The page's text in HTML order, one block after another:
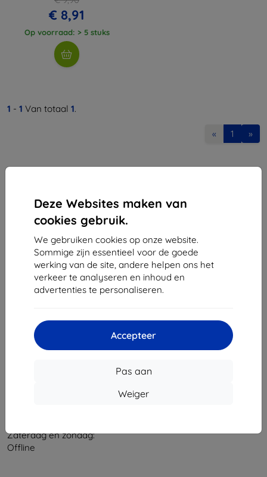
Deze Websites maken van
cookies gebruik.
We gebruiken cookies op onze website.
Sommige zijn essentieel voor de goede
werking van de site, andere helpen ons het
verkeer te analyseren en inhoud en
advertenties te personaliseren.
Accepteer
Pas aan
Weiger
€ 8,91
Op voorraad: > 5 stuks
1 - 1 Van totaal 1.
« 1 »
Ulica Rudolfa Mocka 3750/2A
841 04 Bratislava
Bedrijfsnummer:46701494
BTW-nummer:SK2023549671
Contact
Zaterdag en zondag:
Offline